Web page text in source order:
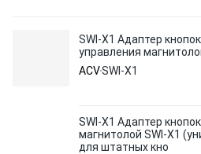
SWI-X1 Адаптер
управления
(универсальный
кно ACV
ACVSWI-X1
SWI-X1 Адаптер
магнитолой SWI-X1
для штатных кно